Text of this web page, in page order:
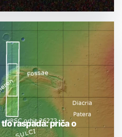
raspada: priča o